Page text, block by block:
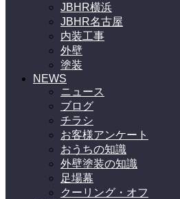
JBHR横浜
JBHR名古屋
内装工事
外壁
塗装
NEWS
ニュース
ブログ
チラシ
お客様アンケート
おうちの知識
外壁塗装の知識
足場幕
クーリング・オフ